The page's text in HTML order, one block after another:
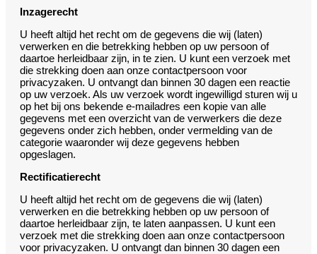
Inzagerecht
U heeft altijd het recht om de gegevens die wij (laten)
verwerken en die betrekking hebben op uw persoon of
daartoe herleidbaar zijn, in te zien. U kunt een verzoek met
die strekking doen aan onze contactpersoon voor
privacyzaken. U ontvangt dan binnen 30 dagen een reactie
op uw verzoek. Als uw verzoek wordt ingewilligd sturen wij u
op het bij ons bekende e-mailadres een kopie van alle
gegevens met een overzicht van de verwerkers die deze
gegevens onder zich hebben, onder vermelding van de
categorie waaronder wij deze gegevens hebben
opgeslagen.
Rectificatierecht
U heeft altijd het recht om de gegevens die wij (laten)
verwerken en die betrekking hebben op uw persoon of
daartoe herleidbaar zijn, te laten aanpassen. U kunt een
verzoek met die strekking doen aan onze contactpersoon
voor privacyzaken. U ontvangt dan binnen 30 dagen een